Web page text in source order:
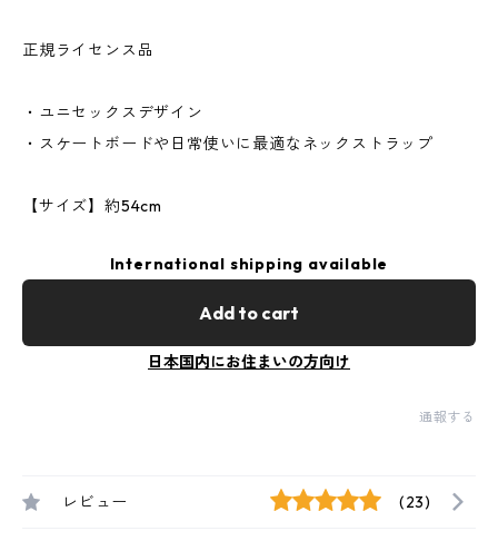
正規ライセンス品
・ユニセックスデザイン
・スケートボードや日常使いに最適なネックストラップ
【サイズ】約54cm
International shipping available
Add to cart
日本国内にお住まいの方向け
通報する
レビュー (23)